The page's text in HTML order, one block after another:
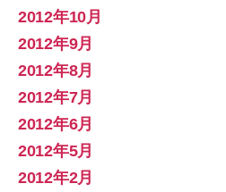
2012年10月
2012年9月
2012年8月
2012年7月
2012年6月
2012年5月
2012年2月